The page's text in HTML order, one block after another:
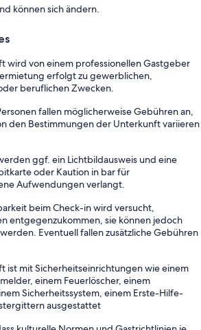
können sich ändern.
wird von einem professionellen Gastgeber
erfolgt zu gewerblichen,
beruflichen Zwecken.
fallen möglicherweise Gebühren an,
den Bestimmungen der Unterkunft variieren
ggf. ein Lichtbildausweis und eine
oder Kaution in bar für
Aufwendungen verlangt.
beim Check-in wird versucht,
entgegenzukommen, sie können jedoch
Eventuell fallen zusätzliche Gebühren
ist mit Sicherheitseinrichtungen wie einem
einem Feuerlöscher, einem
Sicherheitssystem, einem Erste-Hilfe-
ausgestattet